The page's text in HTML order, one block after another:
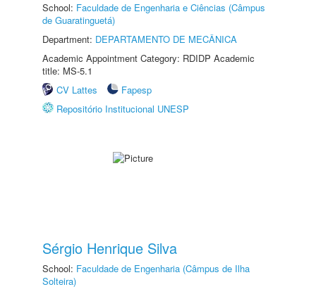
School: Faculdade de Engenharia e Ciências (Câmpus
de Guaratinguetá)
Department: DEPARTAMENTO DE MECÂNICA
Academic Appointment Category: RDIDP Academic
title: MS-5.1
CV Lattes
Fapesp
Repositório Institucional UNESP
Sérgio Henrique Silva
School: Faculdade de Engenharia (Câmpus de Ilha
Solteira)